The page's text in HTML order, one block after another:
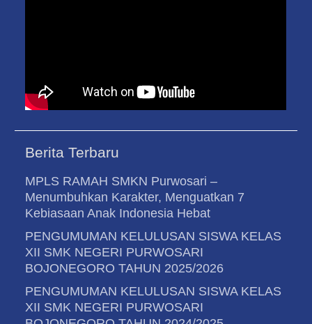
Berita Terbaru
MPLS RAMAH SMKN Purwosari –
Menumbuhkan Karakter, Menguatkan 7
Kebiasaan Anak Indonesia Hebat
PENGUMUMAN KELULUSAN SISWA KELAS
XII SMK NEGERI PURWOSARI
BOJONEGORO TAHUN 2025/2026
PENGUMUMAN KELULUSAN SISWA KELAS
XII SMK NEGERI PURWOSARI